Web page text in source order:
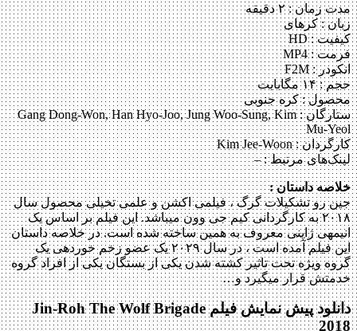
مدت زمان : ۲ دقیقه
زبان : کره‎ای
کیفیت : HD
فرمت : MP4
انکودر : F2M
حجم : ۱۴ مگابایت
محصول : کره جنوبی
ستارگان :Gang Dong-Won, Han Hyo-Joo, Jung Woo-Sung, Kim
Mu-Yeol
کارگردان :Kim Jee-Woon
لینک‌های مرتبط :–
خلاصه داستان :
جین رو تشکیلات گرگ ، فیلمی اکشن و علمی تخیلی محصول سال
۲۰۱۸ به کارگردانی کیم جی وون می‎باشد. این فیلم بر اساس یک
انیمه‎ی ژاپنی معروف به همین ساخته شده است. در خلاصه داستان
این فیلم آمده است ، در سال ۲۰۲۹ یک عضو زخم خورده‎ی یک
گروه ویژه تحت تاثیر کشته شدن یکی از بستگان یکی از افراد گروه
خدمتش قرار می‎گیرد و…
دانلود پیش نمایش فیلم Jin-Roh The Wolf Brigade
2018